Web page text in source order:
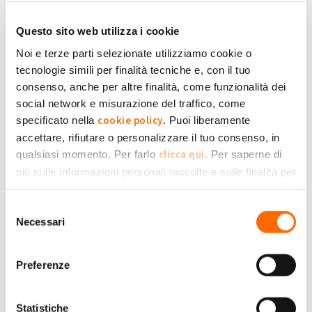
Questo sito web utilizza i cookie
Noi e terze parti selezionate utilizziamo cookie o
tecnologie simili per finalità tecniche e, con il tuo
consenso, anche per altre finalità, come funzionalità dei
social network e misurazione del traffico, come
specificato nella cookie policy . Puoi liberamente
accettare, rifiutare o personalizzare il tuo consenso, in
qualsiasi momento. Per farlo clicca qui . Per saperne di
più sulle informazioni personali raccolte e sulle finalità per
le quali tali informazioni saranno utilizzate, si prega di
delNecessari
Preferenze
Statistiche
Fidone
Submitted by Fidone 74 on Mar, 29/08/2023 - 18:01
+1
0 -1
Accedio registratiper inserire commenti.
Lun, 06/11/2023 - 18:52
Gibson
My solar familiary non registra il mio
impianto
Buonasera.lapplicazione non registra il mio impianto.come
Submitted by Gibson on Lun, 06/11/2023 - 18:52